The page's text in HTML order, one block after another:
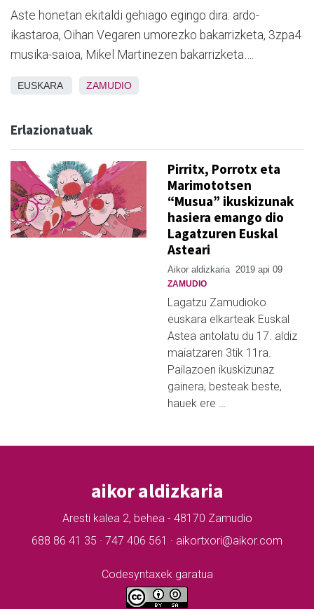
Aste honetan ekitaldi gehiago egingo dira: ardo-
ikastaroa, Oihan Vegaren umorezko bakarrizketa, 3zpa4
musika-saioa, Mikel Martinezen bakarrizketa….
EUSKARA ZAMUDIO
Erlazionatuak
Pirritx, Porrotx eta
Marimototsen
“Musua” ikuskizunak
hasiera emango dio
Lagatzuren Euskal
Asteari
Aikor aldizkaria 2019 api 09
ZAMUDIO
Lagatzu Zamudioko
euskara elkarteak Euskal
Astea antolatu du 17. aldiz
maiatzaren 3tik 11ra.
Pailazoen ikuskizunaz
gainera, besteak beste,
hauek ere …
aikor aldizkaria
Aresti kalea 2, behea - 48170 Zamudio
688 86 41 35 · 747 406 561 · aikortxori@aikor.com
Codesyntaxek garatua